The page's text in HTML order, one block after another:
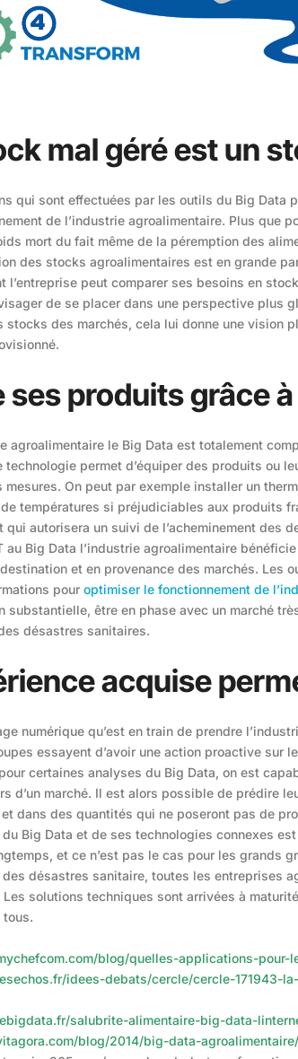
mal géré est un
qui sont effectuées par les outils du Big Data
de l’industrie agroalimentaire. Plus que
mort du fait même de la péremption des
des stocks agroalimentaires est en grande
l’entreprise peut comparer ses besoins en
de se placer dans une perspective plus
stocks des marchés, cela lui donne une
ses produits grâce
agroalimentaire le Big Data est totalement
technologie permet d’équiper des produits ou
mesures. On peut par exemple installer un
températures si préjudiciables aux produits
autorisera un suivi de l’acheminement des
au Big Data l’industrie agroalimentaire
et en provenance des marchés. Les
pour optimiser le fonctionnement de
substantielle, être en phase avec un marché
désastres sanitaires.
acquise
numérique qu’est en train de prendre
essayent d’avoir une action proactive sur
certaines analyses du Big Data, on est
d’un marché. Il est alors possible de prédire
dans des quantités qui ne poseront pas de
Big Data et de ses technologies connexes
et ce n’est pas le cas pour les grands
des désastres sanitaire, toutes les entreprises
solutions techniques sont arrivées à
blog/quelles-applications-pour-
idees-debats/cercle/cercle-171943-
salubrite-alimentaire-big-data-
blog/2014/big-data-agroalimentaire/